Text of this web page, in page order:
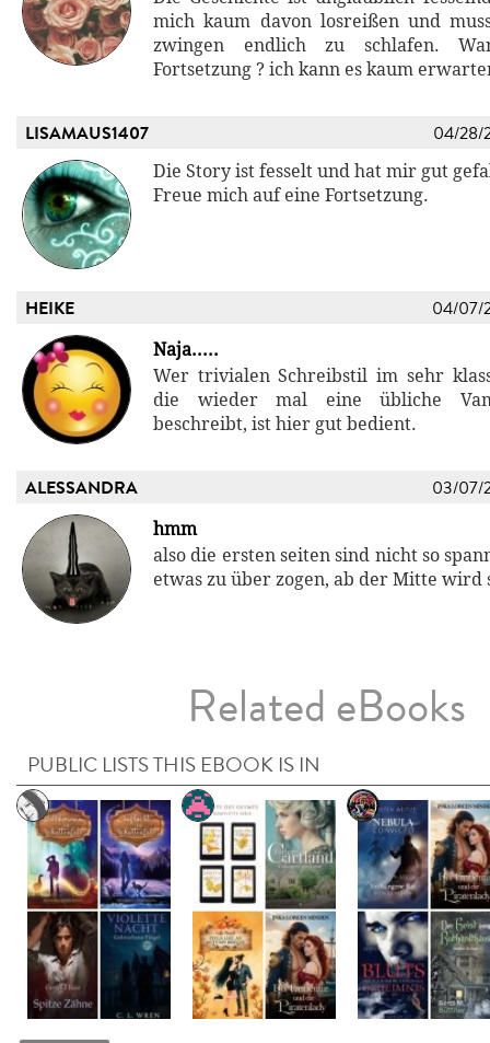
mich kaum davon losreißen und
zwingen endlich zu schlafen.
Fortsetzung ? ich kann es kaum
LISAMAUS1407 04/28/
Die Story ist fesselt und hat mir gut
Freue mich auf eine Fortsetzung.
HEIKE 04/07/
Naja.....
Wer trivialen Schreibstil im sehr
die wieder mal eine übliche
beschreibt, ist hier gut bedient.
ALESSANDRA 03/07/
hmm
also die ersten seiten sind nicht so
etwas zu über zogen, ab der Mitte wird
Related eBooks
PUBLIC LISTS THIS EBOOK IS IN